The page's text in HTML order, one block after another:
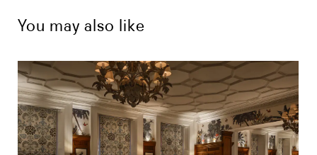
You may also like